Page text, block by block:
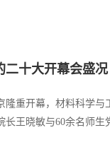
二十大开幕会盛况
重开幕，材料科学
王晓敏与60余名师
作报告。其余师生以